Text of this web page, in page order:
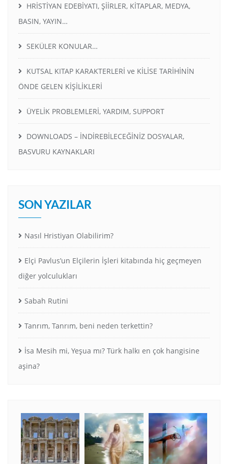
HRİSTİYAN EDEBİYATI, ŞİİRLER, KİTAPLAR, MEDYA,
BASIN, YAYIN…
SEKÜLER KONULAR…
KUTSAL KITAP KARAKTERLERİ ve KİLİSE TARİHİNİN
ÖNDE GELEN KİŞİLİKLERİ
ÜYELİK PROBLEMLERİ, YARDIM, SUPPORT
DOWNLOADS – İNDİREBİLECEĞİNİZ DOSYALAR,
BASVURU KAYNAKLARI
SON YAZILAR
Nasıl Hristiyan Olabilirim?
Elçi Pavlus’un Elçilerin İşleri kitabında hiç geçmeyen
diğer yolculukları
Sabah Rutini
Tanrım, Tanrım, beni neden terkettin?
İsa Mesih mi, Yeşua mı? Türk halkı en çok hangisine
aşina?